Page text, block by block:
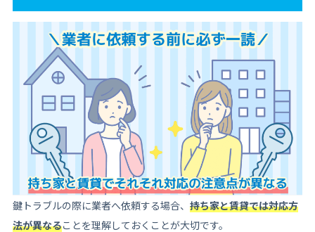
鍵トラブルの際に業者へ依頼する場合、 持ち家と賃貸では対応方
法が異なることを理解しておくことが大切です。